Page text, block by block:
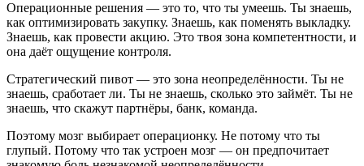
Операционные решения — это то, что ты умеешь. Ты знаешь,
как оптимизировать закупку. Знаешь, как поменять выкладку.
Знаешь, как провести акцию. Это твоя зона компетентности, и
она даёт ощущение контроля.
Стратегический пивот — это зона неопределённости. Ты не
знаешь, сработает ли. Ты не знаешь, сколько это займёт. Ты не
знаешь, что скажут партнёры, банк, команда.
Поэтому мозг выбирает операционку. Не потому что ты
глупый. Потому что так устроен мозг — он предпочитает